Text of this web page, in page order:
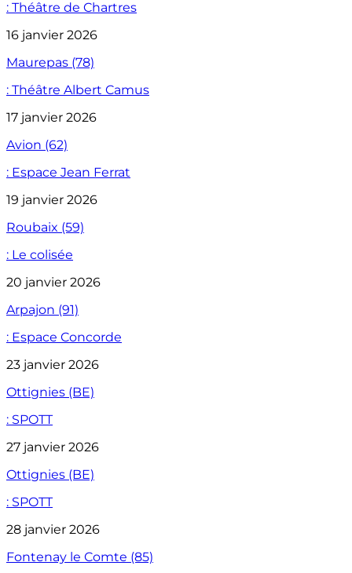
: Théâtre de Chartres
16 janvier 2026
Maurepas (78)
: Théâtre Albert Camus
17 janvier 2026
Avion (62)
: Espace Jean Ferrat
19 janvier 2026
Roubaix (59)
: Le colisée
20 janvier 2026
Arpajon (91)
: Espace Concorde
23 janvier 2026
Ottignies (BE)
: SPOTT
27 janvier 2026
Ottignies (BE)
: SPOTT
28 janvier 2026
Fontenay le Comte (85)